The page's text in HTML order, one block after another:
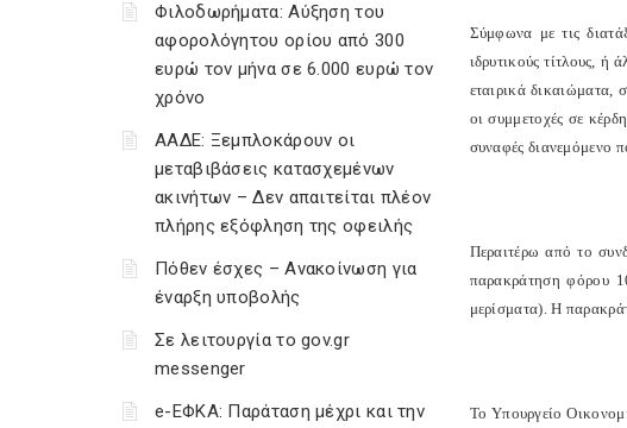
Φιλοδωρήματα: Αύξηση του
αφορολόγητου ορίου από 300
ευρώ τον μήνα σε 6.000 ευρώ τον
χρόνο
ΑΑΔΕ: Ξεμπλοκάρουν οι
μεταβιβάσεις κατασχεμένων
ακινήτων – Δεν απαιτείται πλέον
πλήρης εξόφληση της οφειλής
Πόθεν έσχες – Ανακοίνωση για
έναρξη υποβολής
Σε λειτουργία το gov.gr
messenger
e-ΕΦΚΑ: Παράταση μέχρι και την
Σύμφωνα με τις
ιδρυτικούς τίτλους,
εταιρικά δικαιώματα,
οι συμμετοχές σε
συναφές διανεμόμενο
Περαιτέρω από το
παρακράτηση φόρου
μερίσματα). Η
Το Υπουργείο